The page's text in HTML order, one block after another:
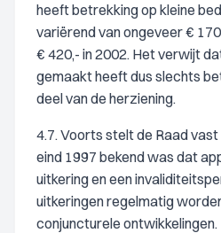
heeft betrekking op kleine
variërend van ongeveer €
€ 420,- in 2002. Het verwijt
gemaakt heeft dus slechts
deel van de herziening.
4.7. Voorts stelt de Raad
eind 1997 bekend was dat
uitkering en een
uitkeringen regelmatig
conjuncturele